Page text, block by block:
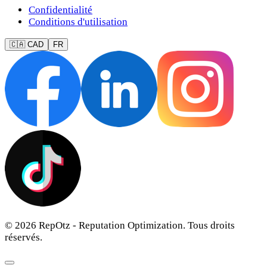
Confidentialité
Conditions d'utilisation
🇨🇦 CAD FR
© 2026 RepOtz - Reputation Optimization. Tous droits
réservés.